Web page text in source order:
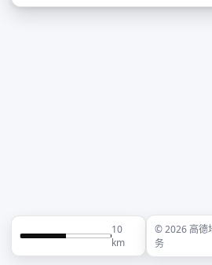
10
km
© 2026 高德
务